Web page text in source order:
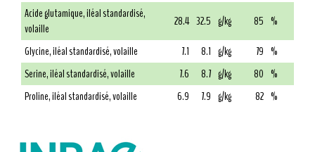
Acide glutamique, iléal standardisé,
volaille
28.4 32.5 g/kg 85 %
Glycine, iléal standardisé, volaille
7.1 8.1 g/kg 79 %
Serine, iléal standardisé, volaille
7.6 8.7 g/kg 80 %
Proline, iléal standardisé, volaille
6.9 7.9 g/kg 82 %